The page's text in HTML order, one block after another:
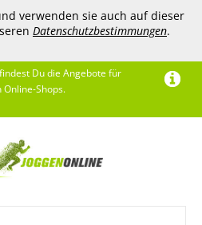
verwenden sie auch auf dieser
Datenschutzbestimmungen.
Du die Angebote für
Shops.